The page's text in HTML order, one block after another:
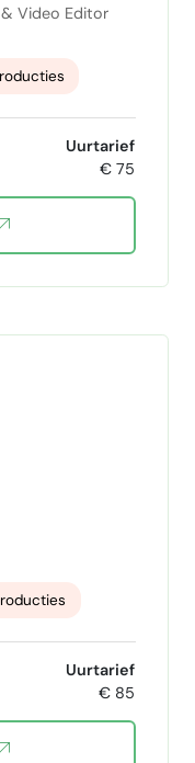
Video Editor
videoeditor
Uurtarief
€ 75
Uurtarief
€ 85